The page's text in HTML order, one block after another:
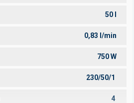
50 l
0,83 l/min
750 W
230/50/1
4